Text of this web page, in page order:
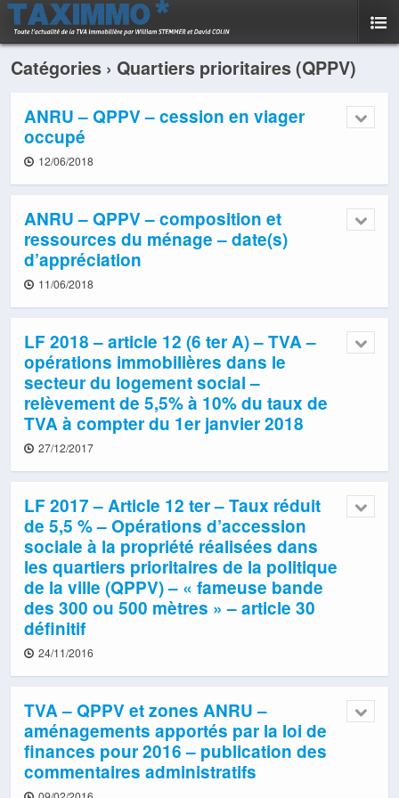
Catégories › Quartiers prioritaires (QPPV)
ANRU – QPPV – cession en viager
occupé
12/06/2018
ANRU – QPPV – composition et
ressources du ménage – date(s)
d’appréciation
11/06/2018
LF 2018 – article 12 (6 ter A) – TVA –
opérations immobilières dans le
secteur du logement social –
relèvement de 5,5% à 10% du taux de
TVA à compter du 1er janvier 2018
27/12/2017
LF 2017 – Article 12 ter – Taux réduit
de 5,5 % – Opérations d’accession
sociale à la propriété réalisées dans
les quartiers prioritaires de la politique
de la ville (QPPV) – « fameuse bande
des 300 ou 500 mètres » – article 30
définitif
24/11/2016
TVA – QPPV et zones ANRU –
aménagements apportés par la loi de
finances pour 2016 – publication des
commentaires administratifs